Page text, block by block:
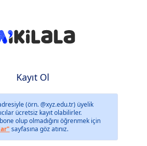
Kayıt Ol
(örn. @xyz.edu.tr) üyelik
ücretsiz kayıt olabilirler.
olup olmadığını öğrenmek için
sayfasına göz atınız.